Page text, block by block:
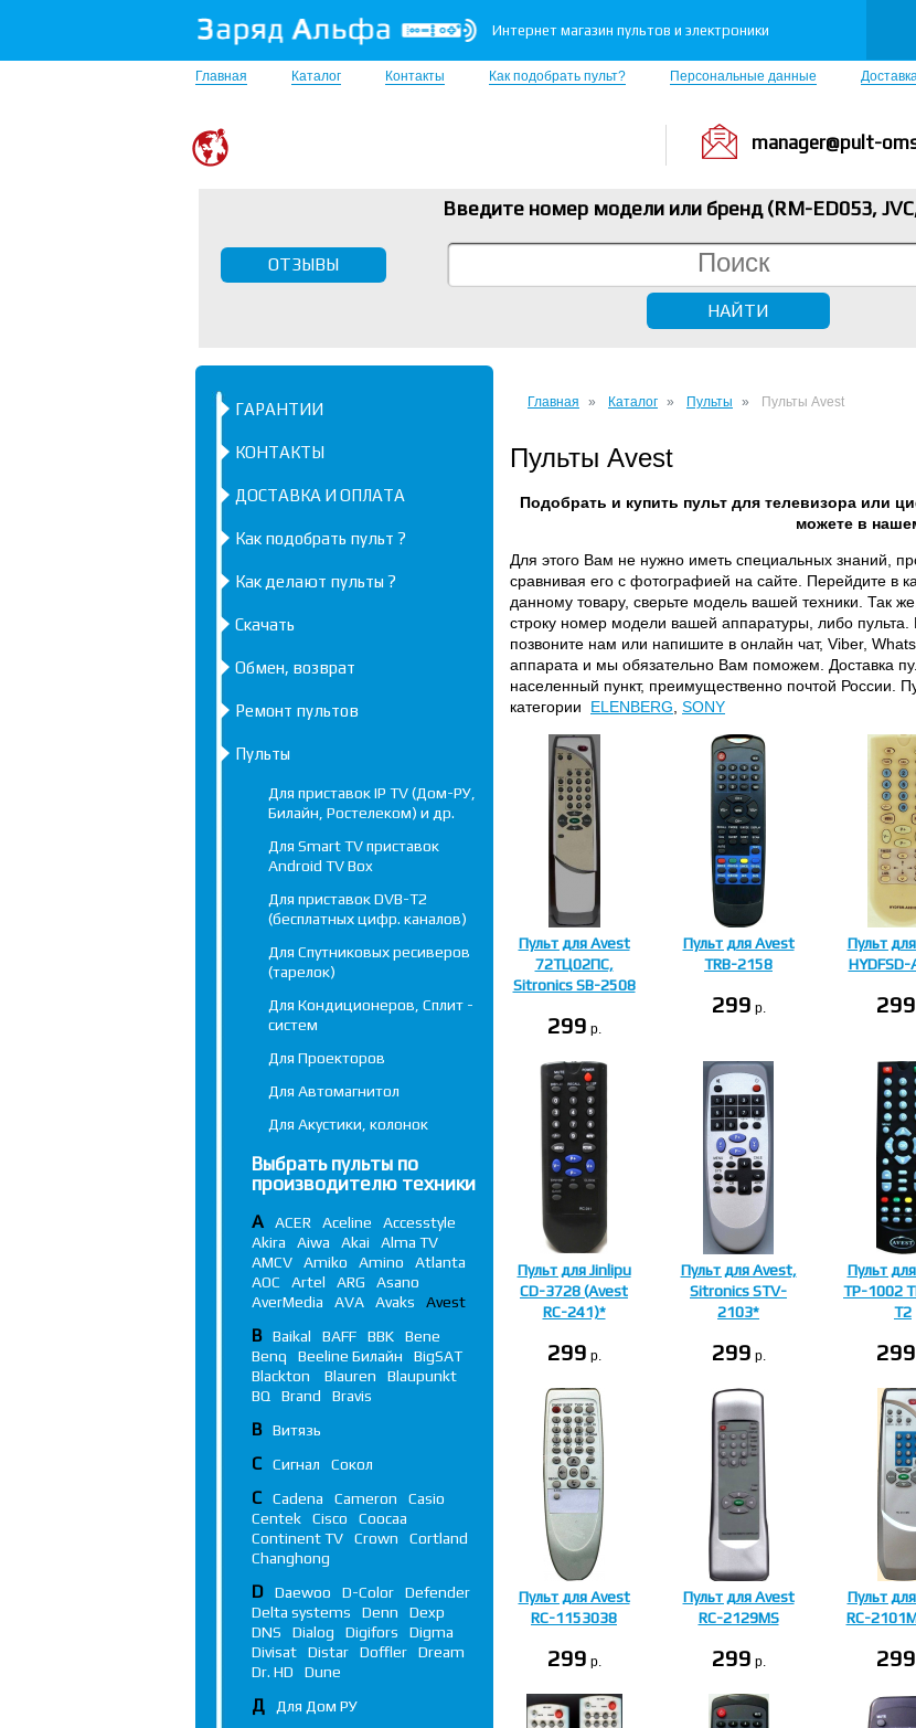
Интернет магазин пультов и электроники
Главная Каталог Контакты Как подобрать пульт? Персональные данные
manager@pult-
Введите номер модели или бренд (RM-ED053,
ОТЗЫВЫ
Главная Каталог Пульты Пульты Avest
Пульты Avest
Подобрать и купить пульт для телевизора или
можете в
Для этого Вам не нужно иметь специальных знаний,
сравнивая его с фотографией на сайте. Перейдите в
данному товару, сверьте модель вашей техники. Так
строку номер модели вашей аппаратуры, либо пульта.
позвоните нам или напишите в онлайн чат, Viber,
аппарата и мы обязательно Вам поможем. Доставка
населенный пункт, преимущественно почтой России.
категории ELENBERG SONY
Пульт для Avest
72ТЦ02ПС,
Sitronics SB-2508
299 p.
Пульт для Avest
TRB-2158
299 p.
Пульт
HYDFSD-
299
Пульт для Jinlipu
CD-3728 (Avest
RC-241)*
299 p.
Пульт для Avest,
Sitronics STV-
2103*
299 p.
Пульт
TP-1002
T2
299
Пульт для Avest
RC-1153038
299 p.
Пульт для Avest
RC-2129MS
299 p.
Пульт
RC-
299
ГАРАНТИИ
КОНТАКТЫ
ДОСТАВКА И ОПЛАТА
Как подобрать пульт ?
Как делают пульты ?
Скачать
Обмен, возврат
Ремонт пультов
Пульты
Для приставок IP TV (Дом-РУ,
Билайн, Ростелеком) и др.
Для Smart TV приставок
Android TV Box
Для приставок DVB-T2
(бесплатных цифр. каналов)
Для Спутниковых ресиверов
(тарелок)
Для Кондиционеров, Сплит -
систем
Для Проекторов
Для Автомагнитол
Для Акустики, колонок
Выбрать пульты по
производителю техники
A ACER Aceline
Accesstyle
Akira
Aiwa Akai
Alma TV
AMCV
Amiko Amino
Atlanta
AOC
Artel ARG
Asano
AverMedia
AVA Avaks Avest
B Baikal BAFF BBK
Bene
Benq
Beeline Билайн
BigSAT
Blackton
Blauren
Blaupunkt
BQ
Brand Bravis
В Витязь
С Сигнал Сокол
C Cadena Cameron
Casio
Centek
Cisco
Coocaa
Continent TV
Crown
Cortland
Changhong
D Daewoo D-Color
Defender
Delta systems
Denn
Dexp
DNS
Dialog Digifors
Digma
Divisat
Distar Doffler
Dream
Dr. HD
Dune
Д Для Дом РУ